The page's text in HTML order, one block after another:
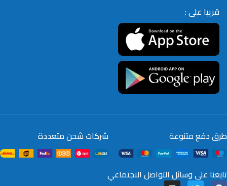
قريبا على :
طرق دفع متنوعة شركات شحن متعددة
تابعنا على وسائل التواصل الاجتماعي